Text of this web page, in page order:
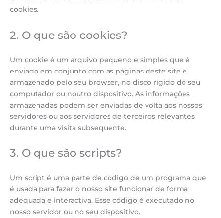
cookies.
2. O que são cookies?
Um cookie é um arquivo pequeno e simples que é
enviado em conjunto com as páginas deste site e
armazenado pelo seu browser, no disco rígido do seu
computador ou noutro dispositivo. As informações
armazenadas podem ser enviadas de volta aos nossos
servidores ou aos servidores de terceiros relevantes
durante uma visita subsequente.
3. O que são scripts?
Um script é uma parte de código de um programa que
é usada para fazer o nosso site funcionar de forma
adequada e interactiva. Esse código é executado no
nosso servidor ou no seu dispositivo.